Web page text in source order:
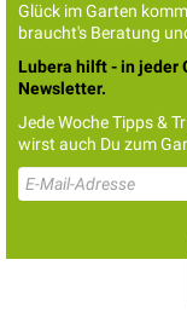
Glück im Garten
braucht's Beratung
Lubera hilft - in jeder
Newsletter.
Jede Woche Tipps &
wirst auch Du zum